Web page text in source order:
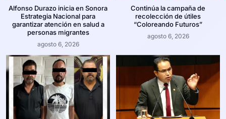
Alfonso Durazo inicia en Sonora
Estrategia Nacional para
garantizar atención en salud a
personas migrantes
agosto 6, 2026
Continúa la campaña de
recolección de útiles
“Coloreando Futuros”
agosto 6, 2026